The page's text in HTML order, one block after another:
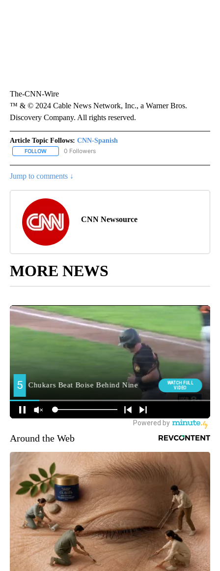
The-CNN-Wire
™ & © 2024 Cable News Network, Inc., a Warner Bros.
Discovery Company. All rights reserved.
Article Topic Follows: CNN-Spanish
FOLLOW FOLLOW "CNN-SPANISH" TO RECEIVE NOTIFICATIONS ABOUT
0 Followers
Jump to comments ↓
CNN Newsource
MORE NEWS
Around the Web